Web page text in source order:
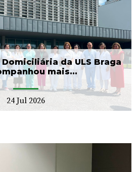
da ULS Braga
mais...
24 Jul 2026